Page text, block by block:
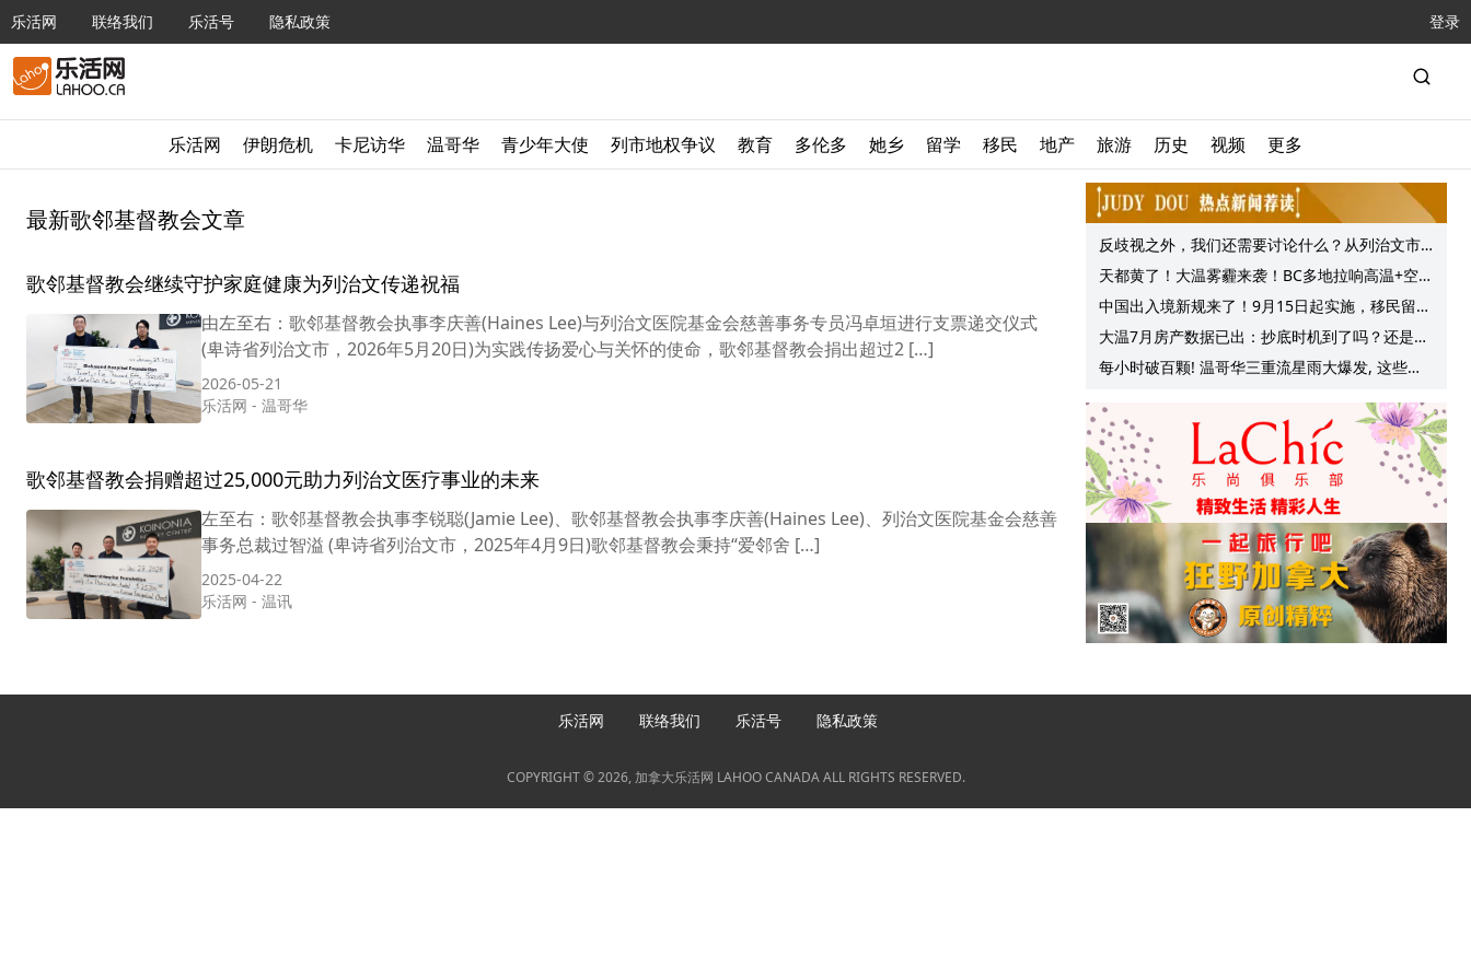
乐活网 联络我们 乐活号 隐私政策 登录
乐活网 伊朗危机 卡尼访华 温哥华 青少年大使 列市地权争议 教育 多伦多 她乡 留学 移民 地产 旅游 历史 视频 更多
最新歌邻基督教会文章
歌邻基督教会继续守护家庭健康为列治文传递祝福
由左至右：歌邻基督教会执事李庆善(Haines Lee)与列治文医院基金会慈善事务专员冯卓垣进行支票递交仪式
(卑诗省列治文市，2026年5月20日)为实践传扬爱心与关怀的使命，歌邻基督教会捐出超过2 […]
2026-05-21
乐活网 - 温哥华
歌邻基督教会捐赠超过25,000元助力列治文医疗事业的未来
左至右：歌邻基督教会执事李锐聪(Jamie Lee)、歌邻基督教会执事李庆善(Haines Lee)、列治文医院基金会慈善
事务总裁过智溢 (卑诗省列治文市，2025年4月9日)歌邻基督教会秉持“爱邻舍 […]
2025-04-22
乐活网 - 温讯
反歧视之外，我们还需要讨论什么？从列治文市
议会一项动议谈起
天都黄了！大温雾霾来袭！BC多地拉响高温+空气
质量预警 最高可达35°C！
中国出入境新规来了！9月15日起实施，移民留学
中介迎来最强监管！
大温7月房产数据已出：抄底时机到了吗？还是再
等等？他们这么建议的
每小时破百颗! 温哥华三重流星雨大爆发, 这些最
乐活网 联络我们 乐活号 隐私政策
COPYRIGHT © 2026, 加拿大乐活网 LAHOO CANADA ALL RIGHTS RESERVED.